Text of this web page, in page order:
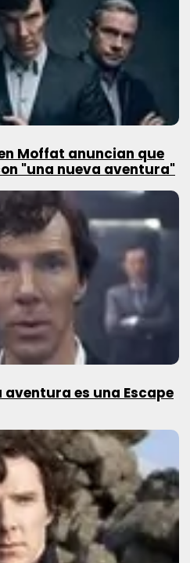
Moffat anuncian que
"una nueva aventura"
aventura es una Escape